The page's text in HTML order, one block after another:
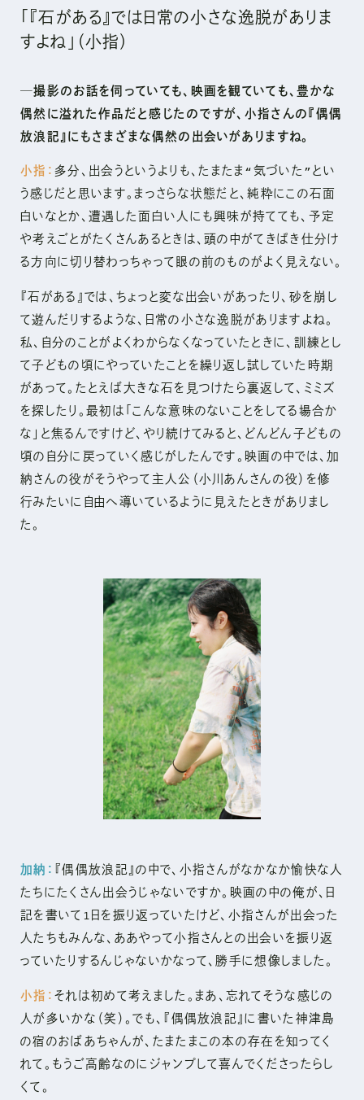
「『石がある』では日常の小さな逸脱がありま
すよね」（小指）
─撮影のお話を伺っていても、映画を観ていても、豊かな
偶然に溢れた作品だと感じたのですが、小指さんの『偶偶
放浪記』にもさまざまな偶然の出会いがありますね。
小指：多分、出会うというよりも、たまたま“気づいた”とい
う感じだと思います。まっさらな状態だと、純粋にこの石面
白いなとか、遭遇した面白い人にも興味が持てても、予定
や考えごとがたくさんあるときは、頭の中がてきぱき仕分け
る方向に切り替わっちゃって眼の前のものがよく見えない。
『石がある』では、ちょっと変な出会いがあったり、砂を崩し
て遊んだりするような、日常の小さな逸脱がありますよね。
私、自分のことがよくわからなくなっていたときに、訓練とし
て子どもの頃にやっていたことを繰り返し試していた時期
があって。たとえば大きな石を見つけたら裏返して、ミミズ
を探したり。最初は「こんな意味のないことをしてる場合か
な」と焦るんですけど、やり続けてみると、どんどん子どもの
頃の自分に戻っていく感じがしたんです。映画の中では、加
納さんの役がそうやって主人公（小川あんさんの役）を修
行みたいに自由へ導いているように見えたときがありまし
た。
加納： 『偶偶放浪記』の中で、小指さんがなかなか愉快な人
たちにたくさん出会うじゃないですか。映画の中の俺が、日
記を書いて1日を振り返っていたけど、小指さんが出会った
人たちもみんな、ああやって小指さんとの出会いを振り返
っていたりするんじゃないかなって、勝手に想像しました。
小指：それは初めて考えました。まあ、忘れてそうな感じの
人が多いかな（笑）。でも、『偶偶放浪記』に書いた神津島
の宿のおばあちゃんが、たまたまこの本の存在を知ってく
れて。もうご高齢なのにジャンプして喜んでくださったらし
くて。